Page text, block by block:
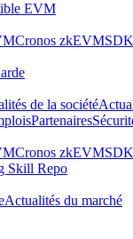
EVM
Cronos zkEVM
de la société
Partenaires
Cronos zkEVM
Skill Repo
Actualités du marché